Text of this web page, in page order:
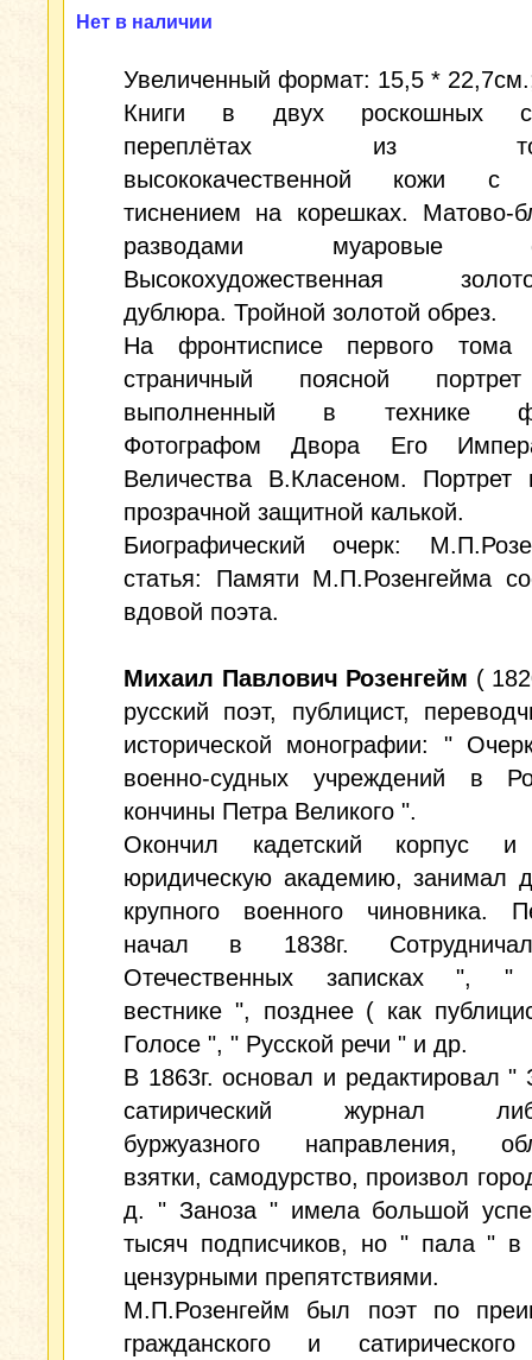
Нет в наличии
Увеличенный формат: 15,5 *
Книги в двух роскошных
переплётах из
высококачественной кожи с
тиснением на корешках. Матово-
разводами муаровые
Высокохудожественная
дублюра. Тройной золотой обрез.
На фронтисписе первого тома
страничный поясной
выполненный в технике
Фотографом Двора Его
Величества В.Класеном. Портрет
прозрачной защитной калькой.
Биографический очерк:
статья: Памяти М.П.Розенгейма
вдовой поэта.
Михаил Павлович Розенгейм (
русский поэт, публицист,
исторической монографии: "
военно-судных учреждений в
кончины Петра Великого ".
Окончил кадетский корпус и
юридическую академию, занимал
крупного военного чиновника.
начал в 1838г.
Отечественных записках ", "
вестнике ", позднее ( как
Голосе ", " Русской речи " и др.
В 1863г. основал и редактировал "
сатирический журнал
буржуазного направления,
взятки, самодурство, произвол
д. " Заноза " имела большой
тысяч подписчиков, но " пала " в
цензурными препятствиями.
М.П.Розенгейм был поэт по
гражданского и